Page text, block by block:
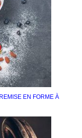
EN FORME À